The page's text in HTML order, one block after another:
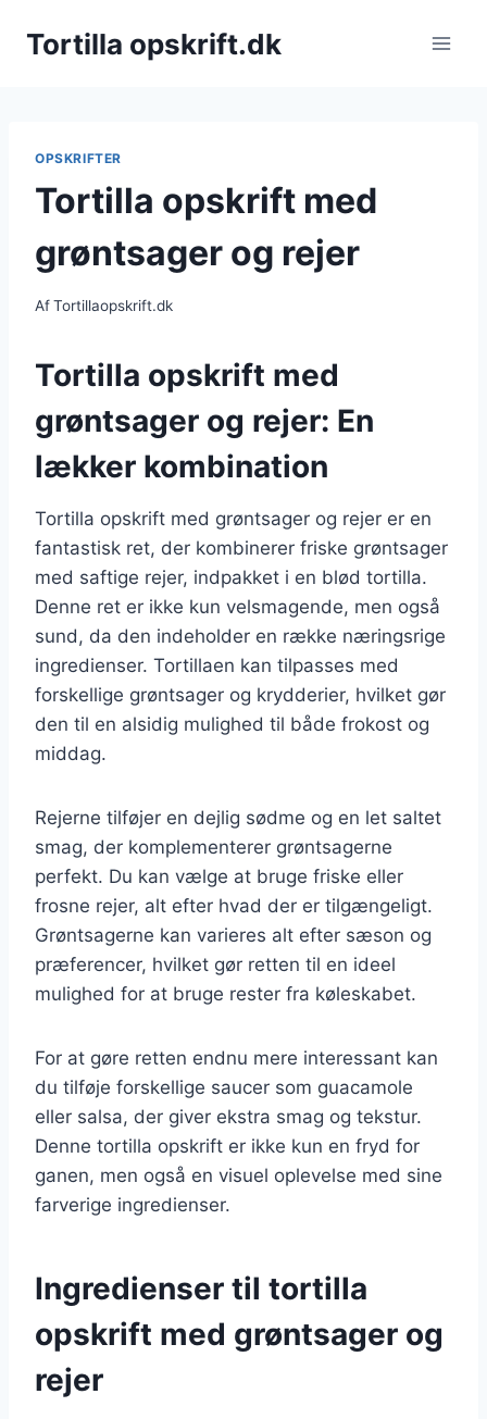
Tortilla opskrift.dk
OPSKRIFTER
Tortilla opskrift med
grøntsager og rejer
AfTortillaopskrift.dk
Tortilla opskrift med
grøntsager og rejer: En
lækker kombination
Tortilla opskrift med grøntsager og rejer er en
fantastisk ret, der kombinerer friske grøntsager
med saftige rejer, indpakket i en blød tortilla.
Denne ret er ikke kun velsmagende, men også
sund, da den indeholder en række næringsrige
ingredienser. Tortillaen kan tilpasses med
forskellige grøntsager og krydderier, hvilket gør
den til en alsidig mulighed til både frokost og
middag.
Rejerne tilføjer en dejlig sødme og en let saltet
smag, der komplementerer grøntsagerne
perfekt. Du kan vælge at bruge friske eller
frosne rejer, alt efter hvad der er tilgængeligt.
Grøntsagerne kan varieres alt efter sæson og
præferencer, hvilket gør retten til en ideel
mulighed for at bruge rester fra køleskabet.
For at gøre retten endnu mere interessant kan
du tilføje forskellige saucer som guacamole
eller salsa, der giver ekstra smag og tekstur.
Denne tortilla opskrift er ikke kun en fryd for
ganen, men også en visuel oplevelse med sine
farverige ingredienser.
Ingredienser til tortilla
opskrift med grøntsager og
rejer